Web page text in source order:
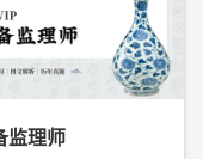
监理师